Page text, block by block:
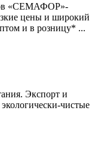
«СЕМАФОР»-
цены и широкий
и в розницу* ...
Экспорт и
чистые